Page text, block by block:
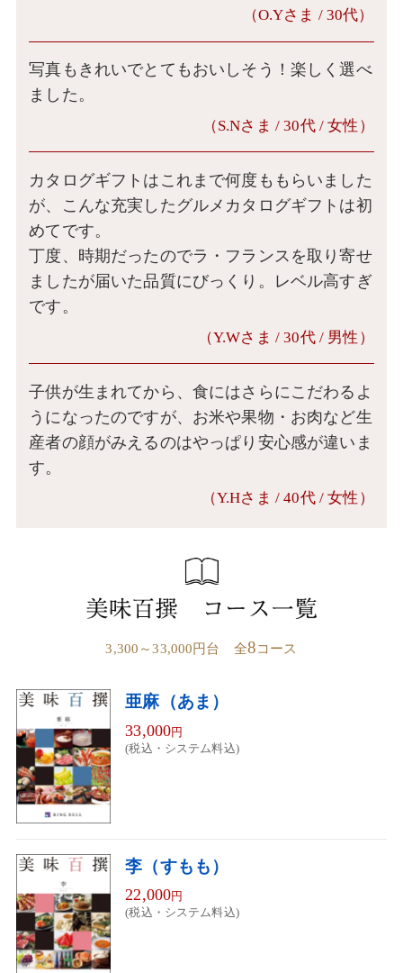
（O.Yさま / 30代）
写真もきれいでとてもおいしそう！楽しく選べ
ました。
（S.Nさま / 30代 / 女性）
カタログギフトはこれまで何度ももらいました
が、こんな充実したグルメカタログギフトは初
めてです。
丁度、時期だったのでラ・フランスを取り寄せ
ましたが届いた品質にびっくり。レベル高すぎ
です。
（Y.Wさま / 30代 / 男性）
子供が生まれてから、食にはさらにこだわるよ
うになったのですが、お米や果物・お肉など生
産者の顔がみえるのはやっぱり安心感が違いま
す。
（Y.Hさま / 40代 / 女性）
3,300～33,000円台 全8コース
李（すもも）
22,000円
(税込・システム料込)
亜麻（あま）
33,000円
(税込・システム料込)